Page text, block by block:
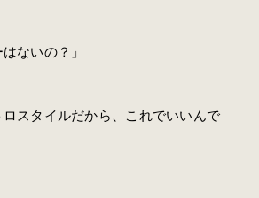
ないの？」
ロスタイルだから、これでいいんで